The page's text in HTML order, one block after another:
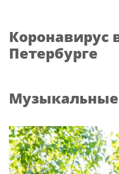
Коронавирус
Петербурге
Музыкальные